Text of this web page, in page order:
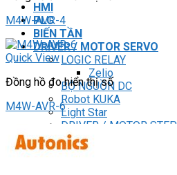
HMI
PLC
BIẾN TẦN
DRIVER / MOTOR SERVO
LOGIC RELAY
Zelio
BỘ NGUỒN DC
Robot KUKA
Light Star
DRIVER / MOTOR STEP
ĐÈN BÁO
Đèn báo quay
M4W-AVR-4
Quick View
Đồng hồ đo hiển thị số
M4W-AVR-6